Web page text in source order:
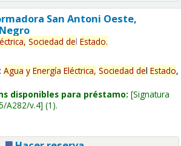
San Antoni Oeste,
Sociedad del Estado.
Agua y Energía Eléctrica, Sociedad del Estado,
disponibles para préstamo: Signatura
A282/v.4 (1).